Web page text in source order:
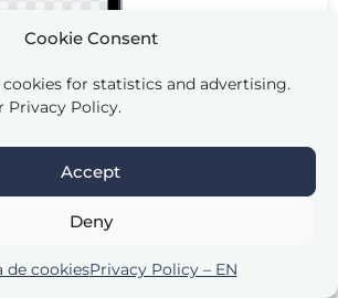
Cookie Consent
cookies for statistics and advertising.
Privacy Policy.
Accept
Deny
de cookiesPrivacy Policy – EN